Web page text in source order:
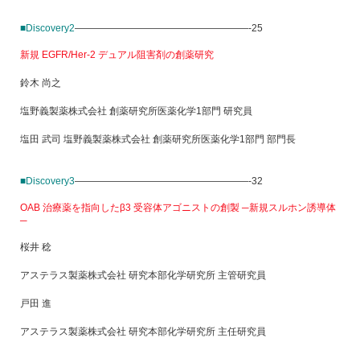
■Discovery2——————————————————-25
新規 EGFR/Her-2 デュアル阻害剤の創薬研究
鈴木 尚之
塩野義製薬株式会社 創薬研究所医薬化学1部門 研究員
塩田 武司 塩野義製薬株式会社 創薬研究所医薬化学1部門 部門長
■Discovery3——————————————————-32
OAB 治療薬を指向したβ3 受容体アゴニストの創製 ─新規スルホン誘導体
─
桜井 稔
アステラス製薬株式会社 研究本部化学研究所 主管研究員
戸田 進
アステラス製薬株式会社 研究本部化学研究所 主任研究員